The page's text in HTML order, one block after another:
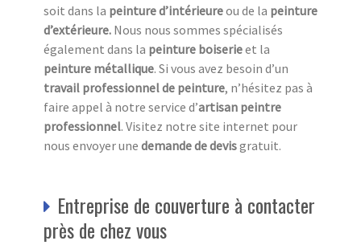
soit dans la peinture d’intérieureou de la peinture
d’extérieure. Nous nous sommes spécialisés
également dans la peinture boiserieet la
peinture métallique. Si vous avez besoin d’un
travail professionnel de peinture, n’hésitez pas à
faire appel à notre service d’artisan peintre
professionnel. Visitez notre site internet pour
nous envoyer une demande de devisgratuit.
Entreprise de couverture à contacter
près de chez vous